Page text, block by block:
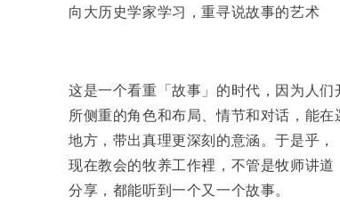
向大历史学家学习，重寻说故事的艺术
这是一个看重「故事」的时代，因为人们
所侧重的角色和布局、情节和对话，能在
地方，带出真理更深刻的意涵。于是乎，
现在教会的牧养工作裡，不管是牧师讲道
分享，都能听到一个又一个故事。